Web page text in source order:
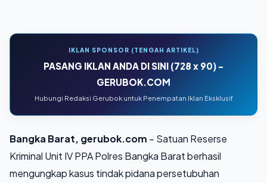
IKLAN SPONSOR (TENGAH ARTIKEL)
PASANG IKLAN ANDA DI SINI (728 x 90) -
GERUBOK.COM
Hubungi Redaksi Gerubok untuk Penempatan Iklan Eksklusif
Bangka Barat, gerubok.com – Satuan Reserse
Kriminal Unit IV PPA Polres Bangka Barat berhasil
mengungkap kasus tindak pidana persetubuhan